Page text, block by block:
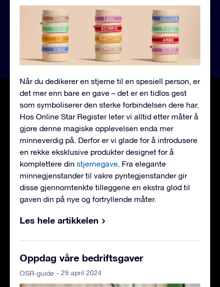
Når du dedikerer en stjerne til en spesiell person, er
det mer enn bare en gave – det er en tidløs gest
som symboliserer den sterke forbindelsen dere har.
Hos Online Star Register leter vi alltid etter måter å
gjøre denne magiske opplevelsen enda mer
minneverdig på. Derfor er vi glade for å introdusere
en rekke eksklusive produkter designet for å
komplettere din stjernegave. Fra elegante
minnegjenstander til vakre pyntegjenstander gir
disse gjennomtenkte tilleggene en ekstra glød til
gaven din på nye og fortryllende måter.
Les hele artikkelen
Oppdag våre bedriftsgaver
OSR-guide - 29 april 2024